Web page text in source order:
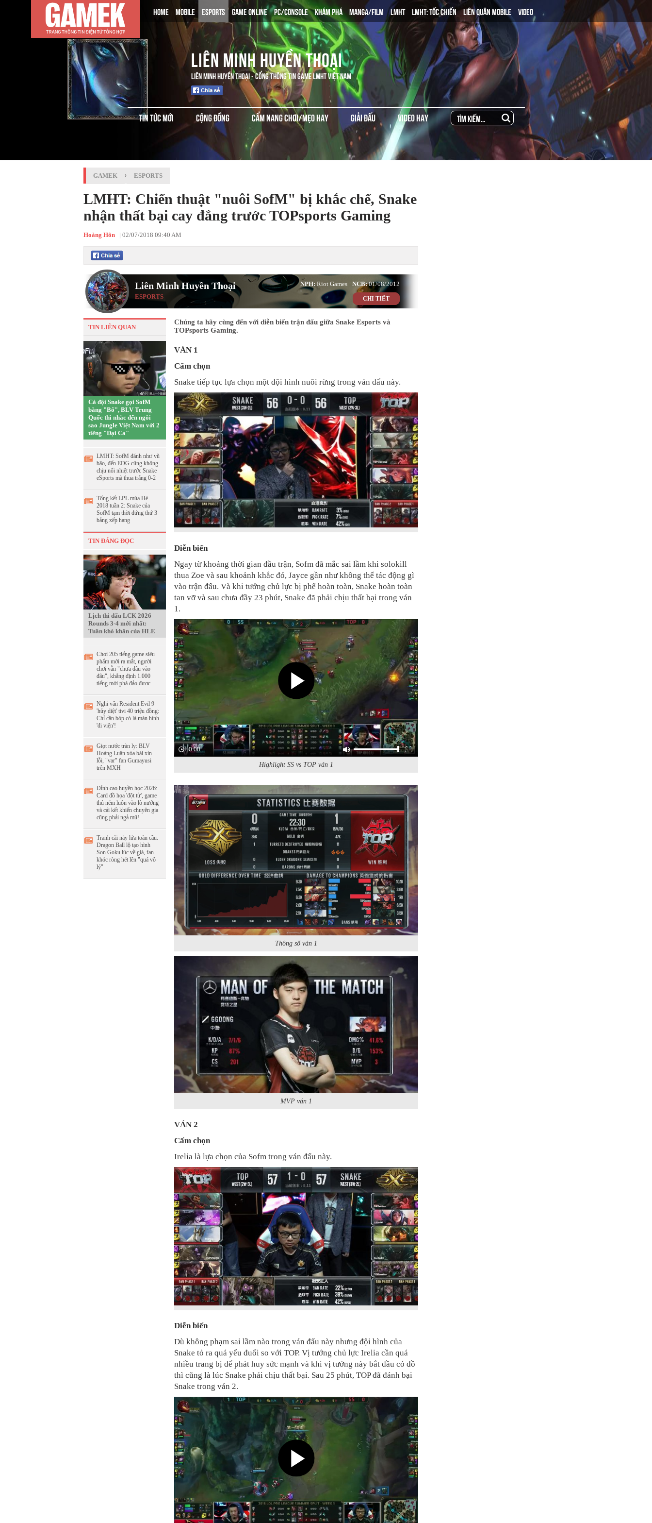
HOME MOBILE ESPORTS GAME ONLINE PC/CONSOLE KHÁM PHÁ MANGA/FILM LMHT LMHT: TỐC CHIẾN LIÊN QUÂN MOBILE VIDEO
LIÊN MINH HUYỀN THOẠI
LIÊN MINH HUYỀN THOẠI - CỔNG THÔNG TIN GAME LMHT VIỆT NAM
TIN TỨC MỚI CỘNG ĐỒNG CẨM NANG CHƠI/MẸO HAY GIẢI ĐẤU VIDEO HAY
GAMEK › ESPORTS
LMHT: Chiến thuật "nuôi SofM" bị khắc chế, Snake
nhận thất bại cay đắng trước TOPsports Gaming
Hoàng Hôn | 02/07/2018 09:40 AM
Liên Minh Huyền Thoại
ESPORTS
01/08/2012
NCB:
Riot Games
NPH:
CHI TIẾT
TIN LIÊN QUAN
Cả đội Snake gọi SofM
bằng "Bố", BLV Trung
Quốc thì nhắc đến ngôi
sao Jungle Việt Nam với 2
tiếng "Đại Ca"
LMHT: SofM đánh như vũ
bão, đến EDG cũng không
chịu nổi nhiệt trước Snake
eSports mà thua trắng 0-2
Tổng kết LPL mùa Hè
2018 tuần 2: Snake của
SofM tạm thời đứng thứ 3
bảng xếp hạng
TIN ĐÁNG ĐỌC
Lịch thi đấu LCK 2026
Rounds 3-4 mới nhất:
Tuần khó khăn của HLE
Chơi 205 tiếng game siêu
phẩm mới ra mắt, người
chơi vẫn "chưa đâu vào
đâu", khẳng định 1.000
tiếng mới phá đảo được
Nghi vấn Resident Evil 9
'hủy diệt' tivi 40 triệu đồng:
Chỉ cần bóp cò là màn hình
'đi viện'!
Giọt nước tràn ly: BLV
Hoàng Luân xóa bài xin
lỗi, "var" fan Gumayusi
trên MXH
Đỉnh cao huyền học 2026:
Card đồ họa 'đột tử', game
thủ ném luôn vào lò nướng
và cái kết khiến chuyên gia
cũng phải ngả mũ!
Tranh cãi nảy lửa toàn cầu:
Dragon Ball lộ tạo hình
Son Goku lúc về già, fan
khóc ròng hét lên "quá vô
lý"
Chúng ta hãy cùng đến với diễn biến trận đấu giữa Snake Esports và
TOPsports Gaming.
VÁN 1
Cấm chọn
Snake tiếp tục lựa chọn một đội hình nuôi rừng trong ván đấu này.
Diễn biến
Ngay từ khoảng thời gian đầu trận, Sofm đã mắc sai lầm khi solokill
thua Zoe và sau khoảnh khắc đó, Jayce gần như không thể tác động gì
vào trận đấu. Và khi tướng chủ lực bị phế hoàn toàn, Snake hoàn toàn
tan vỡ và sau chưa đầy 23 phút, Snake đã phải chịu thất bại trong ván
1.
0:00
Highlight SS vs TOP ván 1
Thông số ván 1
MVP ván 1
VÁN 2
Cấm chọn
Irelia là lựa chọn của Sofm trong ván đấu này.
Diễn biến
Dù không phạm sai lầm nào trong ván đấu này nhưng đội hình của
Snake tỏ ra quá yếu đuối so với TOP. Vị tướng chủ lực Irelia cần quá
nhiều trang bị để phát huy sức mạnh và khi vị tướng này bắt đầu có đồ
thì cũng là lúc Snake phải chịu thất bại. Sau 25 phút, TOP đã đánh bại
Snake trong ván 2.